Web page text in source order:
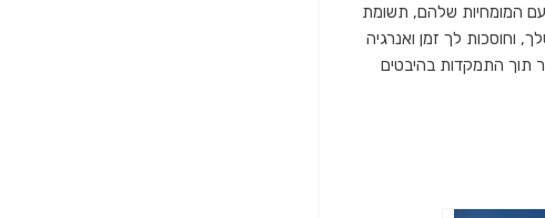
עם המומחיות שלהם, תשומת
וחוסכות לך זמן ואנרגיה
תוך התמקדות בהיבטים